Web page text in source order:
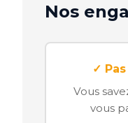
Nos
✓
Vous
vous